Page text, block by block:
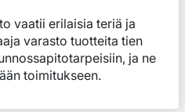
vaatii erilaisia teriä ja
varasto tuotteita tien
ja ne
toimitukseen.